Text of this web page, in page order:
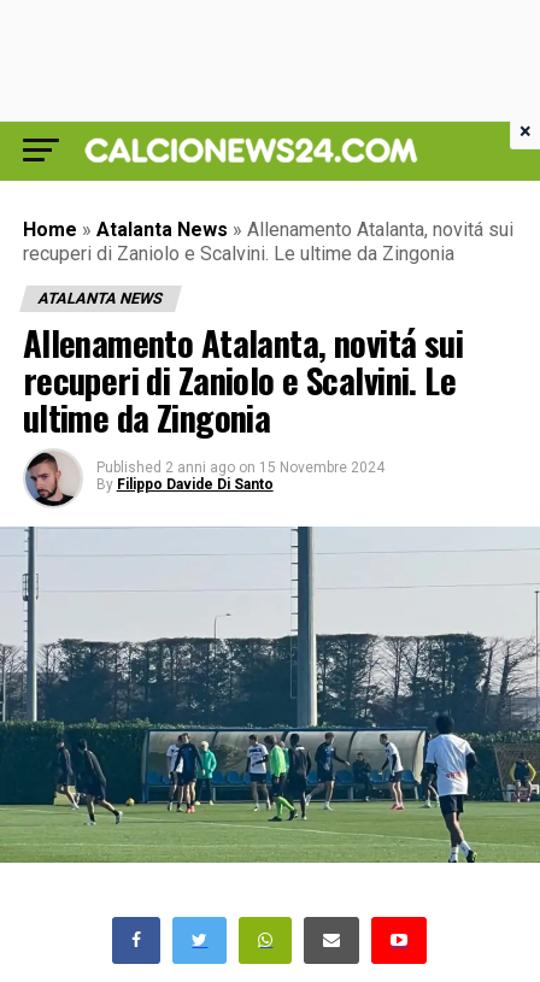
Home » Atalanta News » Allenamento Atalanta, novitá sui
recuperi di Zaniolo e Scalvini. Le ultime da Zingonia
ATALANTA NEWS
Allenamento Atalanta, novitá sui
recuperi di Zaniolo e Scalvini. Le
ultime da Zingonia
Published 2 anni ago on 15 Novembre 2024
By Filippo Davide Di Santo
×